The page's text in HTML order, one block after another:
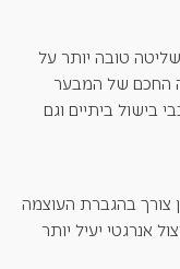
טובה יותר על
החכם של המבער
בישול ביתיים וגם
צורך בהגברת העוצמה
אנרגטי יעיל יותר